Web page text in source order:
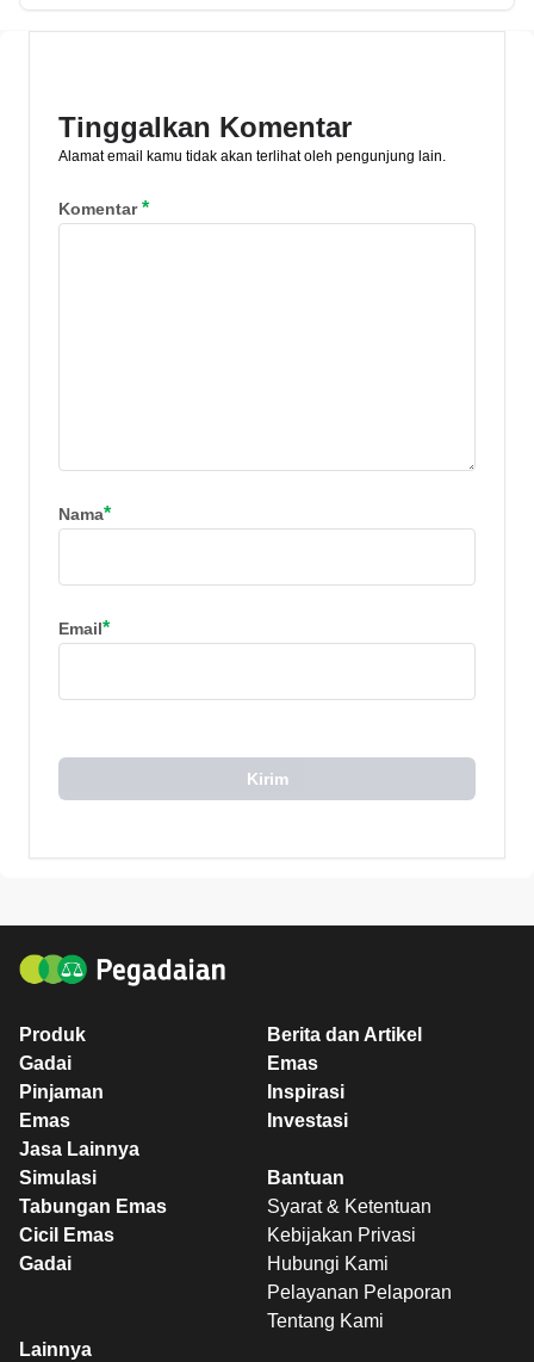
untuk memperoleh uang. Ketahui cara
Tinggalkan Komentar
Alamat email kamu tidak akan terlihat oleh pengunjung lain.
Komentar*
Nama*
Email*
Kirim
Produk
Gadai
Pinjaman
Emas
Jasa Lainnya
Berita dan Artikel
Emas
Inspirasi
Investasi
Simulasi
Tabungan Emas
Cicil Emas
Gadai
Bantuan
Syarat & Ketentuan
Kebijakan Privasi
Hubungi Kami
Pelayanan Pelaporan
Tentang Kami
Lainnya